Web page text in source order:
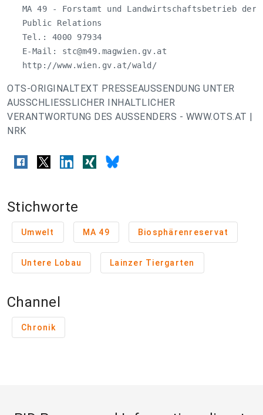
MA 49 - Forstamt und Landwirtschaftsbetrieb der
   Public Relations
   Tel.: 4000 97934
   E-Mail:
stc@m49.magwien.gv.at
   http://www.wien.gv.at/wald/
OTS-ORIGINALTEXT PRESSEAUSSENDUNG UNTER
AUSSCHLIESSLICHER INHALTLICHER
VERANTWORTUNG DES AUSSENDERS - WWW.OTS.AT |
NRK
Stichworte
Umwelt MA 49 Biosphärenreservat
Untere Lobau Lainzer Tiergarten
Channel
Chronik